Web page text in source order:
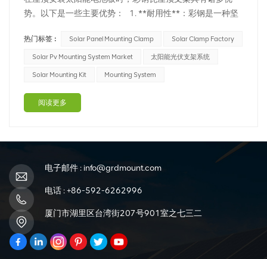
势。以下是一些主要优势： 1. **耐用性**：彩钢是一种坚
雹、雪和强风。这种耐用性可确保您的太阳能电池板安装长
期保持安全稳定。 2. **耐腐蚀性**：彩钢具有耐腐蚀性，
是太阳能电池板安装等户外应用的...
热门标签 : Solar Panel Mounting Clamp Solar Clamp Factory
Solar Pv Mounting System Market 太阳能光伏支架系统
Solar Mounting Kit Mounting System
阅读更多
电子邮件 : info@grdmount.com
电话 :+86-592-6262996
厦门市湖里区台湾街207号901室之七三二